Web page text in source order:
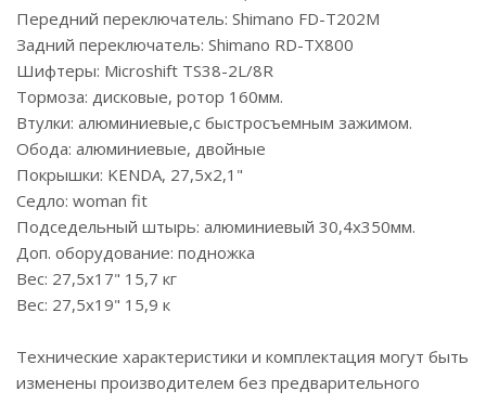
Передний переключатель: Shimano FD-T202M
Задний переключатель: Shimano RD-TX800
Шифтеры: Microshift TS38-2L/8R
Тормоза: дисковые, ротор 160мм.
Втулки: алюминиевые,с быстросъемным зажимом.
Обода: алюминиевые, двойные
Покрышки: KENDA, 27,5х2,1"
Седло: woman fit
Подседельный штырь: алюминиевый 30,4x350мм.
Доп. оборудование: подножка
Вес: 27,5х17" 15,7 кг
Вес: 27,5х19" 15,9 к
Технические характеристики и комплектация могут быть
изменены производителем без предварительного